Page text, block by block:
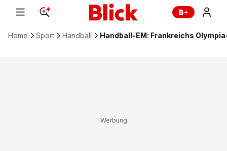
Home Sport Handball Handball-EM: Frankreichs